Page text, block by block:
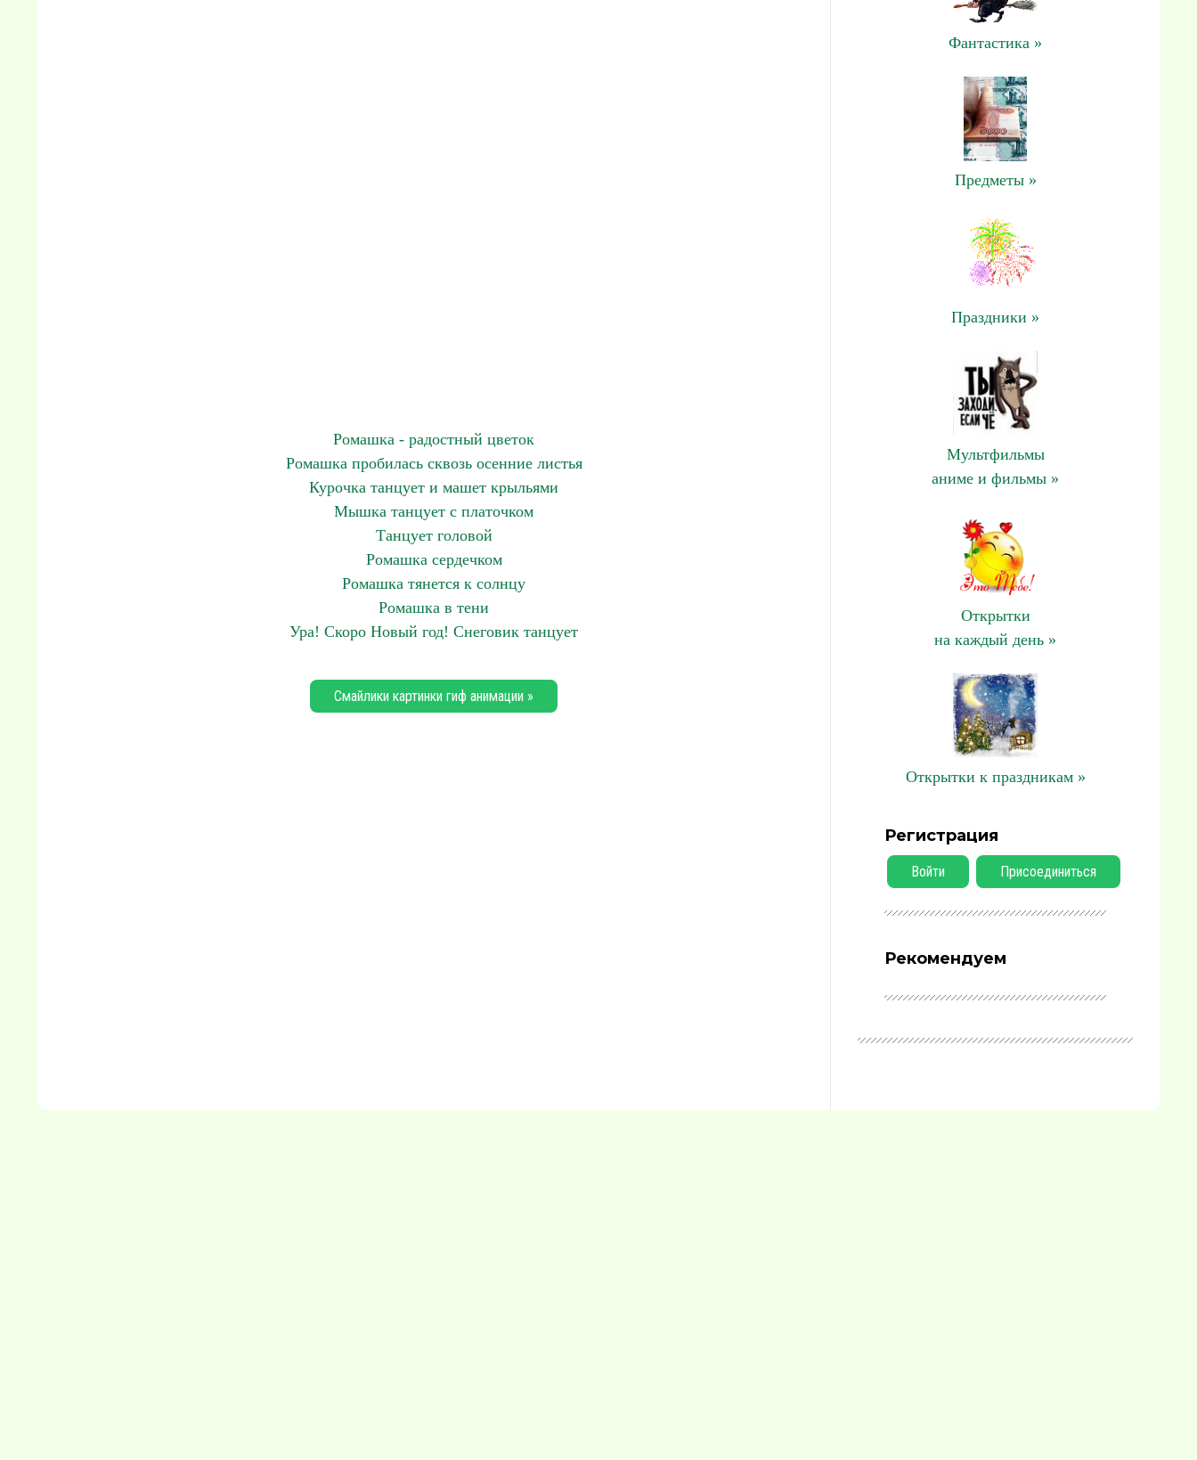
Ромашка - радостный цветок
Ромашка пробилась сквозь осенние листья
Курочка танцует и машет крыльями
Мышка танцует с платочком
Танцует головой
Ромашка сердечком
Ромашка тянется к солнцу
Ромашка в тени
Ура! Скоро Новый год! Снеговик танцует
Смайлики картинки гиф анимации »
Фантастика »
Предметы »
Праздники »
Мультфильмы
аниме и фильмы »
Открытки
на каждый день »
Открытки к праздникам »
Регистрация
Войти Присоединиться
Рекомендуем